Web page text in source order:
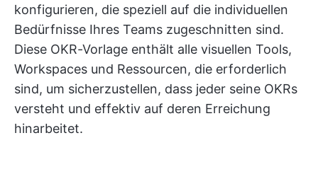
konfigurieren, die speziell auf die individuellen
Bedürfnisse Ihres Teams zugeschnitten sind.
Diese OKR-Vorlage enthält alle visuellen Tools,
Workspaces und Ressourcen, die erforderlich
sind, um sicherzustellen, dass jeder seine OKRs
versteht und effektiv auf deren Erreichung
hinarbeitet.